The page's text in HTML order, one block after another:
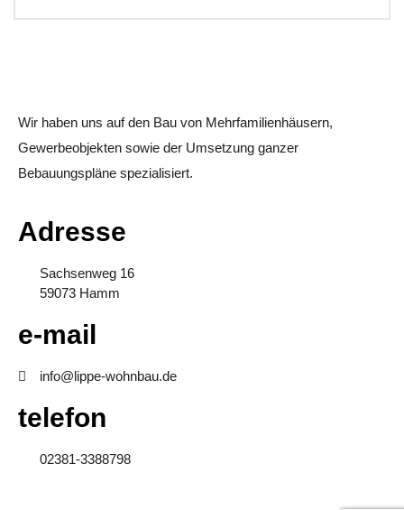
Wir haben uns auf den Bau von Mehrfamilienhäusern,
Gewerbeobjekten sowie der Umsetzung ganzer
Bebauungspläne spezialisiert.
Adresse
Sachsenweg 16
59073 Hamm
e-mail
info@lippe-wohnbau.de
telefon
02381-3388798